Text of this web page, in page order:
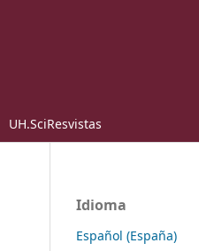
UH.SciResvistas
Idioma
Español (España)